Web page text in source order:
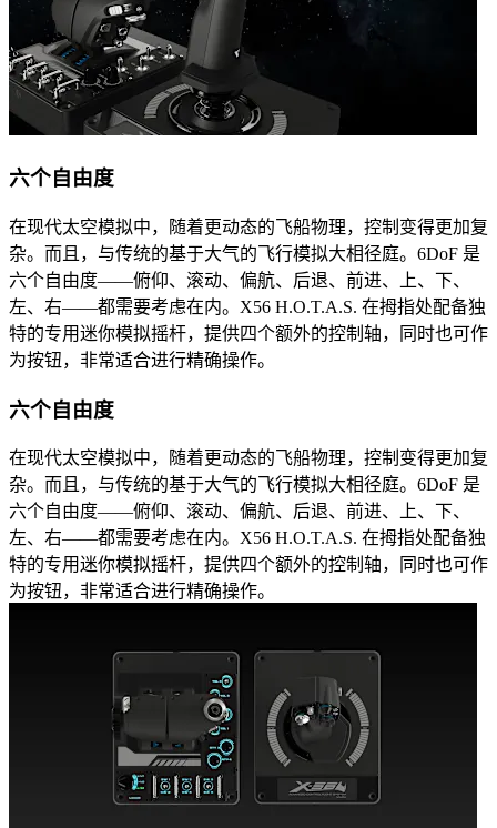
六个自由度
在现代太空模拟中，随着更动态的飞船物理，控制变得更加复
杂。而且，与传统的基于大气的飞行模拟大相径庭。6DoF 是
六个自由度——俯仰、滚动、偏航、后退、前进、上、下、
左、右——都需要考虑在内。X56 H.O.T.A.S. 在拇指处配备独
特的专用迷你模拟摇杆，提供四个额外的控制轴，同时也可作
为按钮，非常适合进行精确操作。
六个自由度
在现代太空模拟中，随着更动态的飞船物理，控制变得更加复
杂。而且，与传统的基于大气的飞行模拟大相径庭。6DoF 是
六个自由度——俯仰、滚动、偏航、后退、前进、上、下、
左、右——都需要考虑在内。X56 H.O.T.A.S. 在拇指处配备独
特的专用迷你模拟摇杆，提供四个额外的控制轴，同时也可作
为按钮，非常适合进行精确操作。